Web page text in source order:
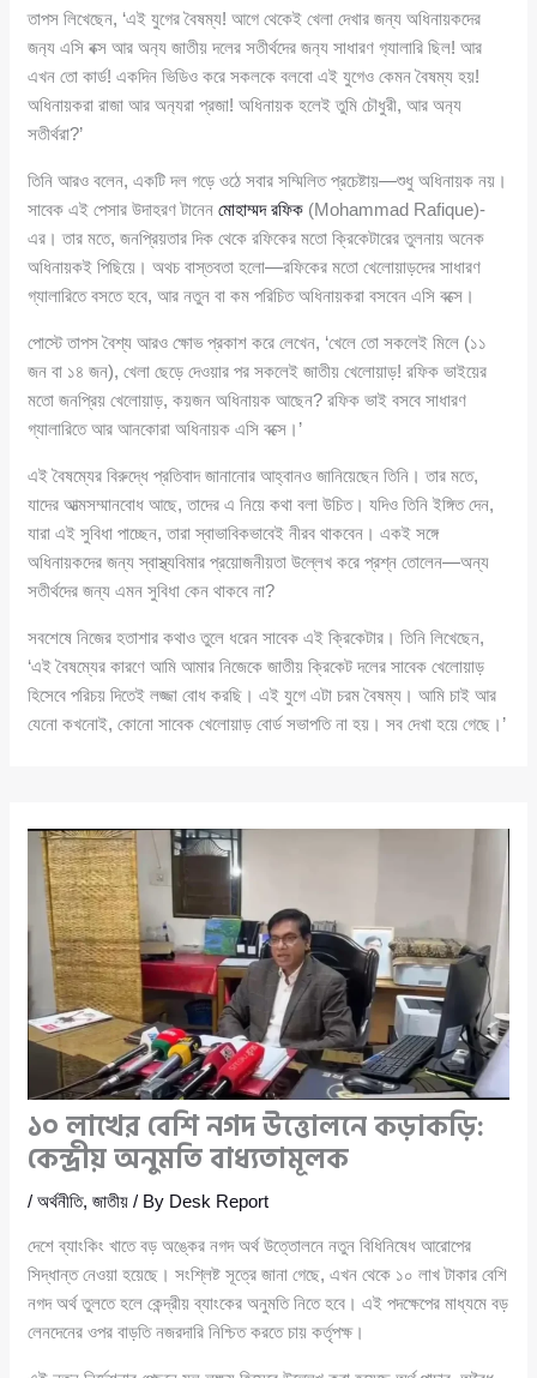
তাপস লিখেছেন, ‘এই যুগের বৈষম্য! আগে থেকেই খেলা দেখার জন্য অধিনায়কদের
জন‍্য এসি বক্স আর অন‍্য জাতীয় দলের সতীর্থদের জন‍্য সাধারণ গ‍্যালারি ছিল! আর
এখন তো কার্ড! একদিন ভিডিও করে সকলকে বলবো এই যুগেও কেমন বৈষম্য হয়!
অধিনায়করা রাজা আর অন‍্যরা প্রজা! অধিনায়ক হলেই তুমি চৌধুরী, আর অন‍্য
সতীর্থরা?’
তিনি আরও বলেন, একটি দল গড়ে ওঠে সবার সম্মিলিত প্রচেষ্টায়—শুধু অধিনায়ক নয়।
সাবেক এই পেসার উদাহরণ টানেনমোহাম্মদ রফিক (Mohammad Rafique)-
এর। তার মতে, জনপ্রিয়তার দিক থেকে রফিকের মতো ক্রিকেটারের তুলনায় অনেক
অধিনায়কই পিছিয়ে। অথচ বাস্তবতা হলো—রফিকের মতো খেলোয়াড়দের সাধারণ
গ্যালারিতে বসতে হবে, আর নতুন বা কম পরিচিত অধিনায়করা বসবেন এসি বক্সে।
পোস্টে তাপস বৈশ্য আরও ক্ষোভ প্রকাশ করে লেখেন, ‘খেলে তো সকলেই মিলে (১১
জন বা ১৪ জন), খেলা ছেড়ে দেওয়ার পর সকলেই জাতীয় খেলোয়াড়! রফিক ভাইয়ের
মতো জনপ্রিয় খেলোয়াড়, কয়জন অধিনায়ক আছেন? রফিক ভাই বসবে সাধারণ
গ্যালারিতে আর আনকোরা অধিনায়ক এসি বক্সে।’
এই বৈষম্যের বিরুদ্ধে প্রতিবাদ জানানোর আহ্বানও জানিয়েছেন তিনি। তার মতে,
যাদের আত্মসম্মানবোধ আছে, তাদের এ নিয়ে কথা বলা উচিত। যদিও তিনি ইঙ্গিত দেন,
যারা এই সুবিধা পাচ্ছেন, তারা স্বাভাবিকভাবেই নীরব থাকবেন। একই সঙ্গে
অধিনায়কদের জন্য স্বাস্থ্যবিমার প্রয়োজনীয়তা উল্লেখ করে প্রশ্ন তোলেন—অন্য
সতীর্থদের জন্য এমন সুবিধা কেন থাকবে না?
সবশেষে নিজের হতাশার কথাও তুলে ধরেন সাবেক এই ক্রিকেটার। তিনি লিখেছেন,
‘এই বৈষম্যের কারণে আমি আমার নিজেকে জাতীয় ক্রিকেট দলের সাবেক খেলোয়াড়
হিসেবে পরিচয় দিতেই লজ্জা বোধ করছি। এই যুগে এটা চরম বৈষম্য। আমি চাই আর
যেনো কখনোই, কোনো সাবেক খেলোয়াড় বোর্ড সভাপতি না হয়। সব দেখা হয়ে গেছে।’
১০ লাখের বেশি নগদ উত্তোলনে কড়াকড়ি:
কেন্দ্রীয় অনুমতি বাধ্যতামূলক
/অর্থনীতি,জাতীয় / By Desk Report
দেশে ব্যাংকিং খাতে বড় অঙ্কের নগদ অর্থ উত্তোলনে নতুন বিধিনিষেধ আরোপের
সিদ্ধান্ত নেওয়া হয়েছে। সংশ্লিষ্ট সূত্রে জানা গেছে, এখন থেকে ১০ লাখ টাকার বেশি
নগদ অর্থ তুলতে হলে কেন্দ্রীয় ব্যাংকের অনুমতি নিতে হবে। এই পদক্ষেপের মাধ্যমে বড়
লেনদেনের ওপর বাড়তি নজরদারি নিশ্চিত করতে চায় কর্তৃপক্ষ।